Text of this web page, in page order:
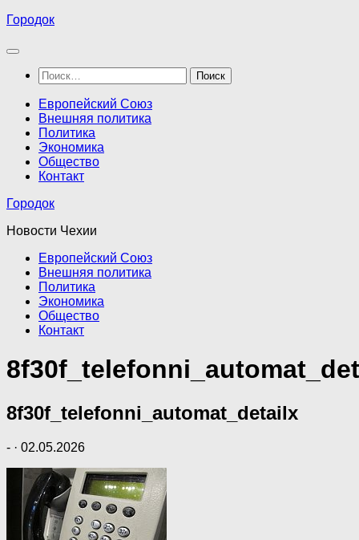
Перейти
содержимому
Городок
Найти:
Европейский Союз
Внешняя политика
Политика
Экономика
Общество
Контакт
Городок
Новости Чехии
Европейский Союз
Внешняя политика
Политика
Экономика
Общество
Контакт
8f30f_telefonni_automat_detailx
- · 02.05.2026